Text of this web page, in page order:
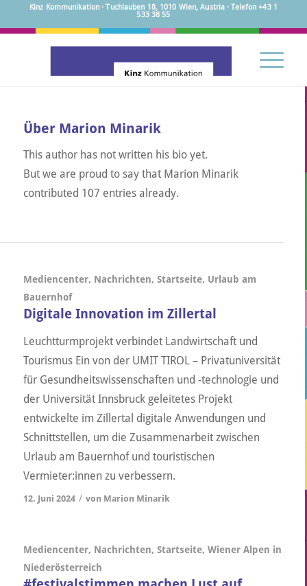
Kinz Kommunikation · Tuchlauben 18, 1010 Wien, Austria · Telefon +43 1
533 38 55
Über Marion Minarik
This author has not written his bio yet.
But we are proud to say that Marion Minarik
contributed 107 entries already.
Mediencenter, Nachrichten, Startseite, Urlaub am
Bauernhof
Digitale Innovation im Zillertal
Leuchtturmprojekt verbindet Landwirtschaft und
Tourismus Ein von der UMIT TIROL – Privatuniversität
für Gesundheitswissenschaften und -technologie und
der Universität Innsbruck geleitetes Projekt
entwickelte im Zillertal digitale Anwendungen und
Schnittstellen, um die Zusammenarbeit zwischen
Urlaub am Bauernhof und touristischen
Vermieter:innen zu verbessern.
12. Juni 2024 / von Marion Minarik
Mediencenter, Nachrichten, Startseite, Wiener Alpen in
Niederösterreich